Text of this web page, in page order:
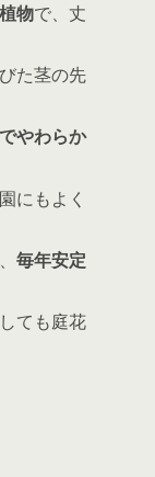
物で、丈
た茎の先
やわらか
にもよく
毎年安定
ても庭花